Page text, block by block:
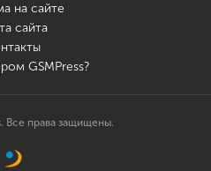
на сайте
сайта
GSMPress?
Все права защищены.